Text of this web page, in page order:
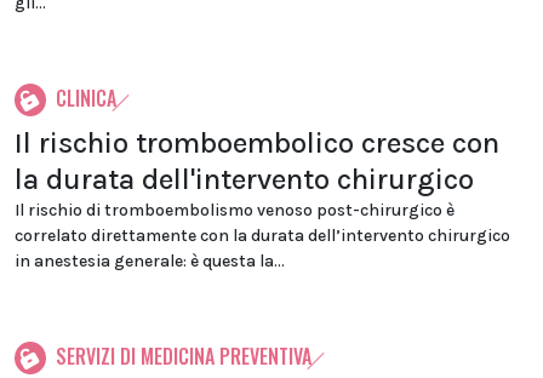
CLINICA
Il rischio tromboembolico cresce con
la durata dell'intervento chirurgico
Il rischio di tromboembolismo venoso post-chirurgico è
correlato direttamente con la durata dell’intervento chirurgico
in anestesia generale: è questa la...
SERVIZI DI MEDICINA PREVENTIVA